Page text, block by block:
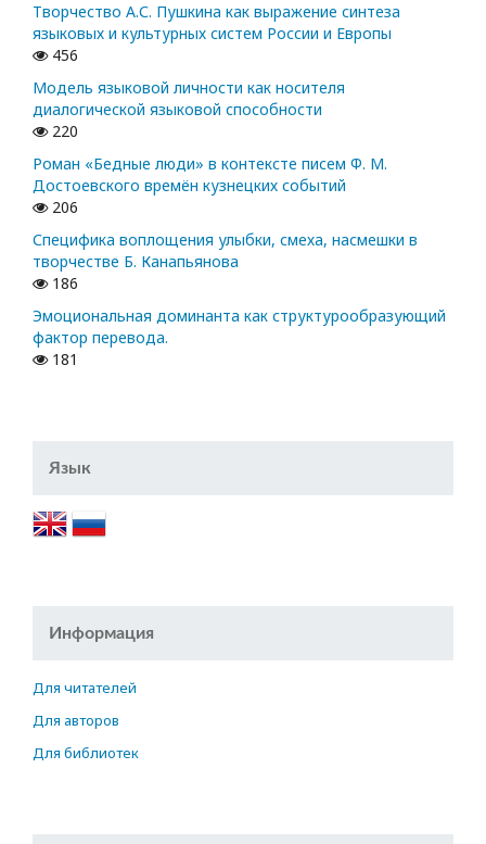
Творчество А.С. Пушкина как выражение синтеза
языковых и культурных систем России и Европы
456
Модель языковой личности как носителя
диалогической языковой способности
220
Роман «Бедные люди» в контексте писем Ф. М.
Достоевского времён кузнецких событий
206
Специфика воплощения улыбки, смеха, насмешки в
творчестве Б. Канапьянова
186
Эмоциональная доминанта как структурообразующий
фактор перевода.
181
Язык
Информация
Для читателей
Для авторов
Для библиотек